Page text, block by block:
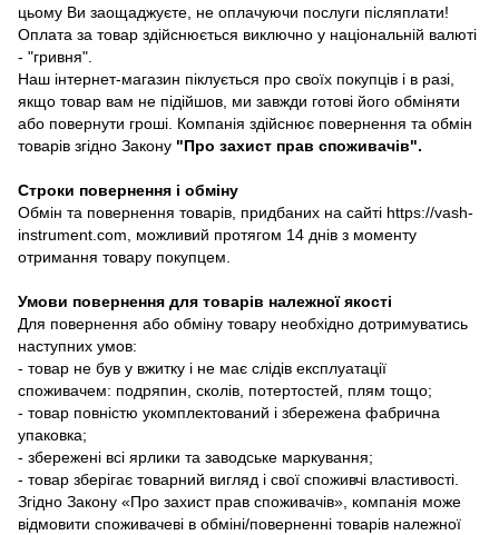
цьому Ви заощаджуєте, не оплачуючи послуги післяплати!
Оплата за товар здійснюється виключно у національній валюті
- "гривня".
Наш інтернет-магазин піклується про своїх покупців і в разі,
якщо товар вам не підійшов, ми завжди готові його обміняти
або повернути гроші. Компанія здійснює повернення та обмін
товарів згідно Закону "Про захист прав споживачів".
Строки повернення і обміну
Обмін та повернення товарів, придбаних на сайті https://vash-
instrument.com, можливий протягом 14 днів з моменту
отримання товару покупцем.
Умови повернення для товарів належної якості
Для повернення або обміну товару необхідно дотримуватись
наступних умов:
- товар не був у вжитку і не має слідів експлуатації
споживачем: подряпин, сколів, потертостей, плям тощо;
- товар повністю укомплектований і збережена фабрична
упаковка;
- збережені всі ярлики та заводське маркування;
- товар зберігає товарний вигляд і свої споживчі властивості.
Згідно Закону «Про захист прав споживачів», компанія може
відмовити споживачеві в обміні/поверненні товарів належної